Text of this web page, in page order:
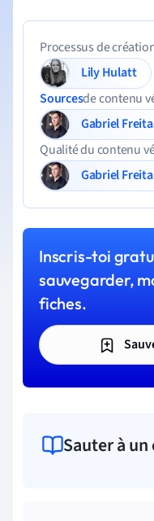
Processus de
Lily Hulatt
Sourcesde contenu
Gabriel
Qualité du contenu
Gabriel
Inscris-toi
sauvegarder,
fiches.
Sauter à